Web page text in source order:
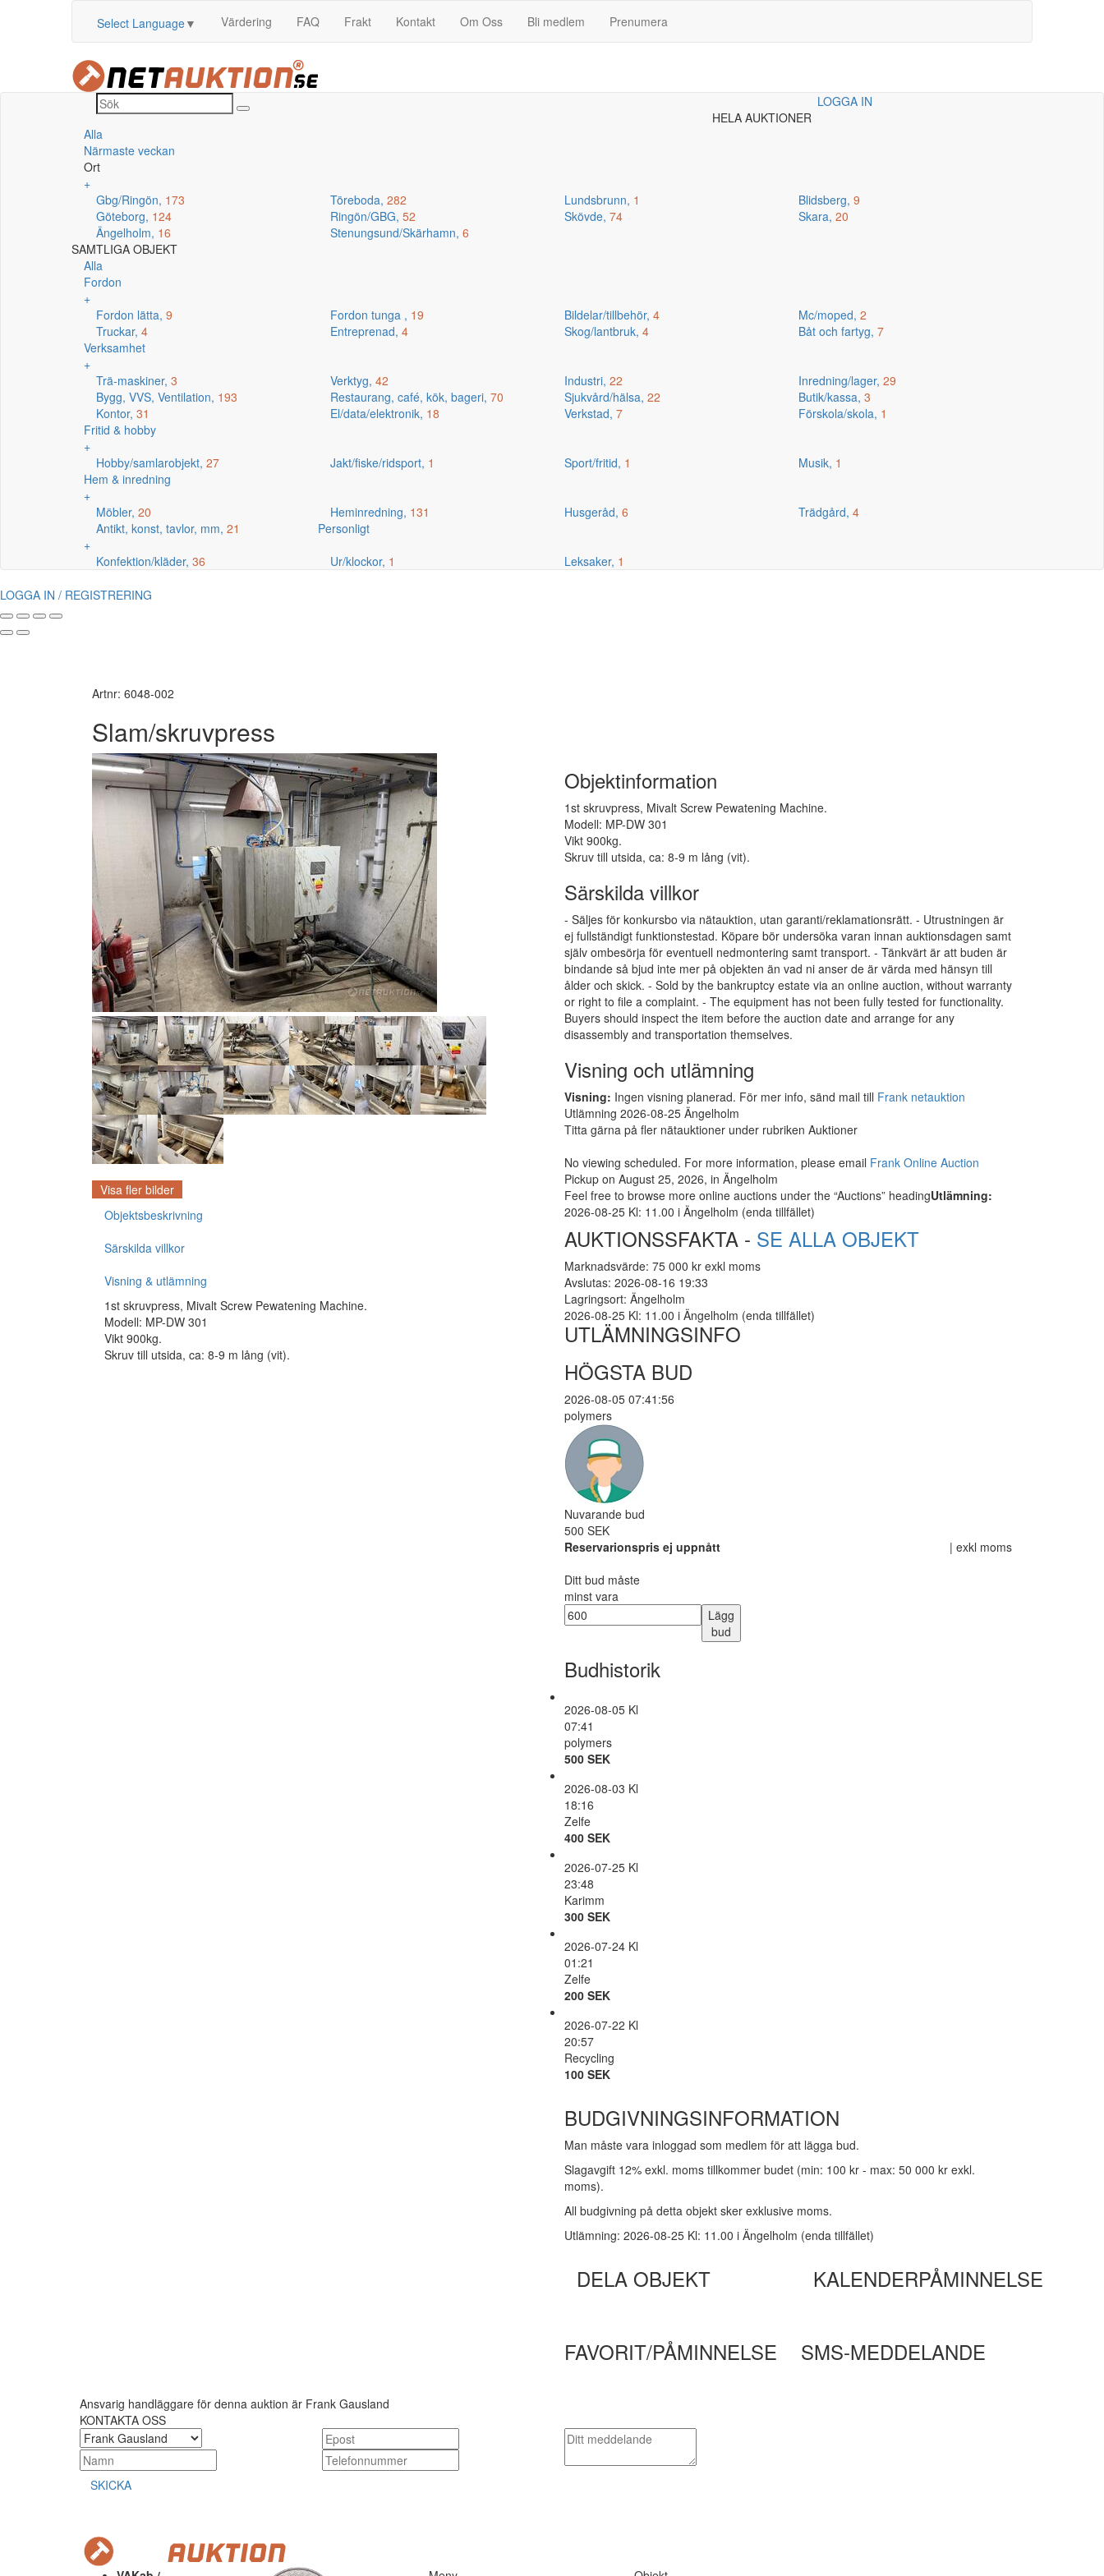
Select Language▼ Värdering FAQ Frakt Kontakt Om Oss Bli medlem Prenumera
LOGGA IN
HELA AUKTIONER
Alla
Närmaste veckan
Ort
+
Gbg/Ringön, 173 Töreboda, 282 Lundsbrunn, 1 Blidsberg, 9
Göteborg, 124 Ringön/GBG, 52 Skövde, 74 Skara, 20
Ängelholm, 16 Stenungsund/Skärhamn, 6
SAMTLIGA OBJEKT
Alla
Fordon
+
Fordon lätta, 9 Fordon tunga , 19 Bildelar/tillbehör, 4 Mc/moped, 2
Truckar, 4 Entreprenad, 4 Skog/lantbruk, 4 Båt och fartyg, 7
Verksamhet
+
Trä-maskiner, 3 Verktyg, 42 Industri, 22 Inredning/lager, 29
Bygg, VVS, Ventilation, 193 Restaurang, café, kök, bageri, 70 Sjukvård/hälsa, 22 Butik/kassa, 3
Kontor, 31 El/data/elektronik, 18 Verkstad, 7 Förskola/skola, 1
Fritid & hobby
+
Hobby/samlarobjekt, 27 Jakt/fiske/ridsport, 1 Sport/fritid, 1 Musik, 1
Hem & inredning
+
Möbler, 20 Heminredning, 131 Husgeråd, 6 Trädgård, 4
Antikt, konst, tavlor, mm, 21
Personligt
+
Konfektion/kläder, 36 Ur/klockor, 1 Leksaker, 1
LOGGA IN / REGISTRERING
Artnr: 6048-002
Slam/skruvpress
Visa fler bilder
Objektsbeskrivning
Särskilda villkor
Visning & utlämning
1st skruvpress, Mivalt Screw Pewatening Machine.
Modell: MP-DW 301
Vikt 900kg.
Skruv till utsida, ca: 8-9 m lång (vit).
Objektinformation
1st skruvpress, Mivalt Screw Pewatening Machine.
Modell: MP-DW 301
Vikt 900kg.
Skruv till utsida, ca: 8-9 m lång (vit).
Särskilda villkor
- Säljes för konkursbo via nätauktion, utan garanti/reklamationsrätt. - Utrustningen är
ej fullständigt funktionstestad. Köpare bör undersöka varan innan auktionsdagen samt
själv ombesörja för eventuell nedmontering samt transport. - Tänkvärt är att buden är
bindande så bjud inte mer på objekten än vad ni anser de är värda med hänsyn till
ålder och skick. - Sold by the bankruptcy estate via an online auction, without warranty
or right to file a complaint. - The equipment has not been fully tested for functionality.
Buyers should inspect the item before the auction date and arrange for any
disassembly and transportation themselves.
Visning och utlämning
Visning: Ingen visning planerad. För mer info, sänd mail till Frank netauktion
Utlämning 2026-08-25 Ängelholm
Titta gärna på fler nätauktioner under rubriken Auktioner
No viewing scheduled. For more information, please email Frank Online Auction
Pickup on August 25, 2026, in Ängelholm
Feel free to browse more online auctions under the “Auctions” headingUtlämning:
2026-08-25 Kl: 11.00 i Ängelholm (enda tillfället)
AUKTIONSSFAKTA - SE ALLA OBJEKT
Marknadsvärde: 75 000 kr exkl moms
Avslutas: 2026-08-16 19:33
Lagringsort: Ängelholm
2026-08-25 Kl: 11.00 i Ängelholm (enda tillfället)
UTLÄMNINGSINFO
HÖGSTA BUD
2026-08-05 07:41:56
polymers
Nuvarande bud
500 SEK
| exkl moms
Reservarionspris ej uppnått
Ditt bud måste
minst vara
Lägg
bud
Budhistorik
2026-08-05 Kl
07:41
polymers
500 SEK
2026-08-03 Kl
18:16
Zelfe
400 SEK
2026-07-25 Kl
23:48
Karimm
300 SEK
2026-07-24 Kl
01:21
Zelfe
200 SEK
2026-07-22 Kl
20:57
Recycling
100 SEK
BUDGIVNINGSINFORMATION
Man måste vara inloggad som medlem för att lägga bud.
Slagavgift 12% exkl. moms tillkommer budet (min: 100 kr - max: 50 000 kr exkl.
moms).
All budgivning på detta objekt sker exklusive moms.
Utlämning: 2026-08-25 Kl: 11.00 i Ängelholm (enda tillfället)
DELA OBJEKT KALENDERPÅMINNELSE
FAVORIT/PÅMINNELSE SMS-MEDDELANDE
Ansvarig handläggare för denna auktion är Frank Gausland
KONTAKTA OSS
SKICKA